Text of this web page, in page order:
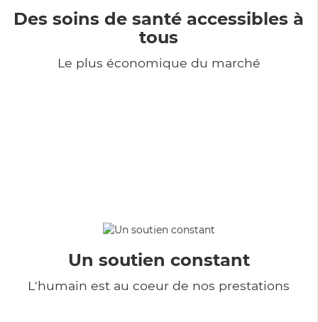
Des soins de santé accessibles à
tous
Le plus économique du marché
Un soutien constant
L'humain est au coeur de nos prestations